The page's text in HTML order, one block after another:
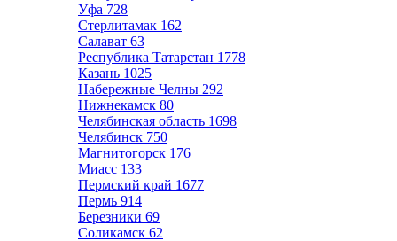
Уфа 728
Стерлитамак 162
Салават 63
Республика Татарстан 1778
Казань 1025
Набережные Челны 292
Нижнекамск 80
Челябинская область 1698
Челябинск 750
Магнитогорск 176
Миасс 133
Пермский край 1677
Пермь 914
Березники 69
Соликамск 62